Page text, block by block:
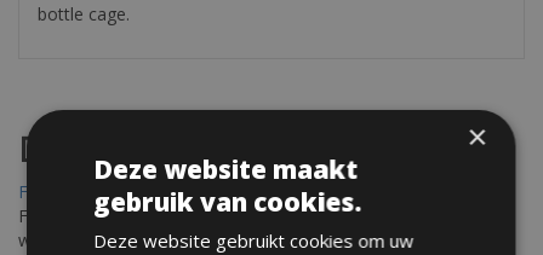
bottle cage.
Destinations
Frejus Fietsverhuur
Fréjus en Saint-Raphaël liggen aan de Middellandse Zee en
worden omringd door het Massif de l'Esterel
×
Deze website maakt
gebruik van cookies.
Deze website gebruikt cookies om uw